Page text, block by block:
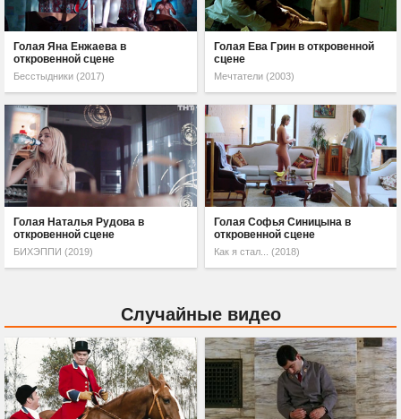
Голая Яна Енжаева в
откровенной сцене
Бесстыдники (2017)
Голая Ева Грин в откровенной
сцене
Мечтатели (2003)
Голая Наталья Рудова в
откровенной сцене
БИХЭППИ (2019)
Голая Софья Синицына в
откровенной сцене
Как я стал... (2018)
Случайные видео